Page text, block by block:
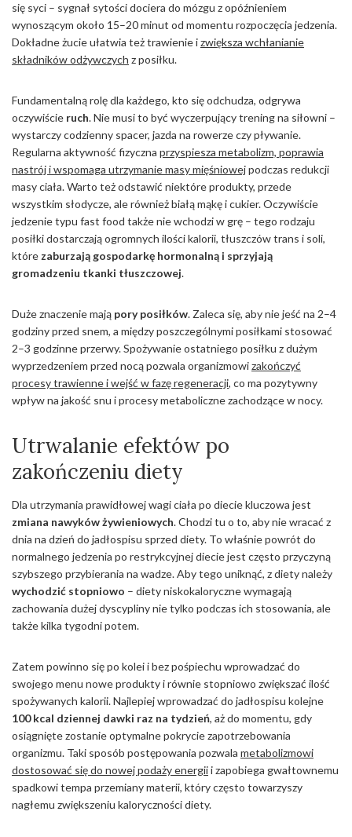
się syci – sygnał sytości dociera do mózgu z opóźnieniem
wynoszącym około 15–20 minut od momentu rozpoczęcia jedzenia.
Dokładne żucie ułatwia też trawienie izwiększa wchłanianie
składników odżywczych z posiłku.
Fundamentalną rolę dla każdego, kto się odchudza, odgrywa
oczywiście ruch. Nie musi to być wyczerpujący trening na siłowni –
wystarczy codzienny spacer, jazda na rowerze czy pływanie.
Regularna aktywność fizyczna przyspiesza metabolizm, poprawia
nastrój i wspomaga utrzymanie masy mięśniowejpodczas redukcji
masy ciała. Warto też odstawić niektóre produkty, przede
wszystkim słodycze, ale również białą mąkę i cukier. Oczywiście
jedzenie typu fast food także nie wchodzi w grę – tego rodzaju
posiłki dostarczają ogromnych ilości kalorii, tłuszczów trans i soli,
które zaburzają gospodarkę hormonalną i sprzyjają
gromadzeniu tkanki tłuszczowej.
Duże znaczenie mają pory posiłków. Zaleca się, aby nie jeść na 2–4
godziny przed snem, a między poszczególnymi posiłkami stosować
2–3 godzinne przerwy. Spożywanie ostatniego posiłku z dużym
wyprzedzeniem przed nocą pozwala organizmowizakończyć
procesy trawienne i wejść w fazę regeneracji, co ma pozytywny
wpływ na jakość snu i procesy metaboliczne zachodzące w nocy.
Utrwalanie efektów po
zakończeniu diety
Dla utrzymania prawidłowej wagi ciała po diecie kluczowa jest
zmiana nawyków żywieniowych. Chodzi tu o to, aby nie wracać z
dnia na dzień do jadłospisu sprzed diety. To właśnie powrót do
normalnego jedzenia po restrykcyjnej diecie jest często przyczyną
szybszego przybierania na wadze. Aby tego uniknąć, z diety należy
wychodzić stopniowo – diety niskokaloryczne wymagają
zachowania dużej dyscypliny nie tylko podczas ich stosowania, ale
także kilka tygodni potem.
Zatem powinno się po kolei i bez pośpiechu wprowadzać do
swojego menu nowe produkty i równie stopniowo zwiększać ilość
spożywanych kalorii. Najlepiej wprowadzać do jadłospisu kolejne
100 kcal dziennej dawki raz na tydzień, aż do momentu, gdy
osiągnięte zostanie optymalne pokrycie zapotrzebowania
organizmu. Taki sposób postępowania pozwala metabolizmowi
dostosować się do nowej podaży energiii zapobiega gwałtownemu
spadkowi tempa przemiany materii, który często towarzyszy
nagłemu zwiększeniu kaloryczności diety.